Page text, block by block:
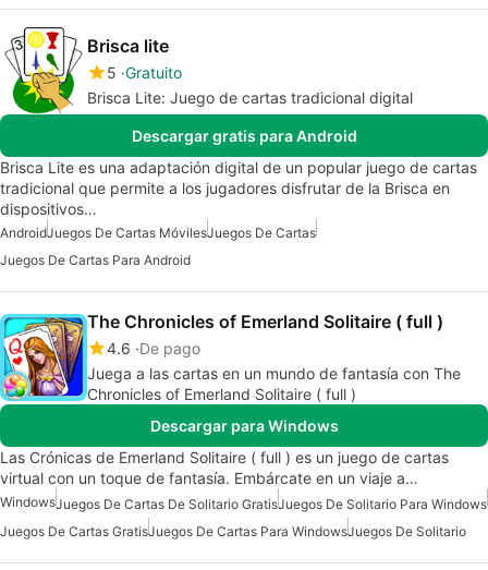
Brisca lite
5 Gratuito
Brisca Lite: Juego de cartas tradicional digital
Descargar gratis para Android
Brisca Lite es una adaptación digital de un popular juego de cartas
tradicional que permite a los jugadores disfrutar de la Brisca en
dispositivos…
AndroidJuegos De Cartas MóvilesJuegos De Cartas
Juegos De Cartas Para Android
The Chronicles of Emerland Solitaire ( full )
4.6 De pago
Juega a las cartas en un mundo de fantasía con The
Chronicles of Emerland Solitaire ( full )
Descargar para Windows
Las Crónicas de Emerland Solitaire ( full ) es un juego de cartas
virtual con un toque de fantasía. Embárcate en un viaje a…
WindowsJuegos De Cartas De Solitario GratisJuegos De Solitario Para Windows
Juegos De Cartas GratisJuegos De Cartas Para WindowsJuegos De Solitario